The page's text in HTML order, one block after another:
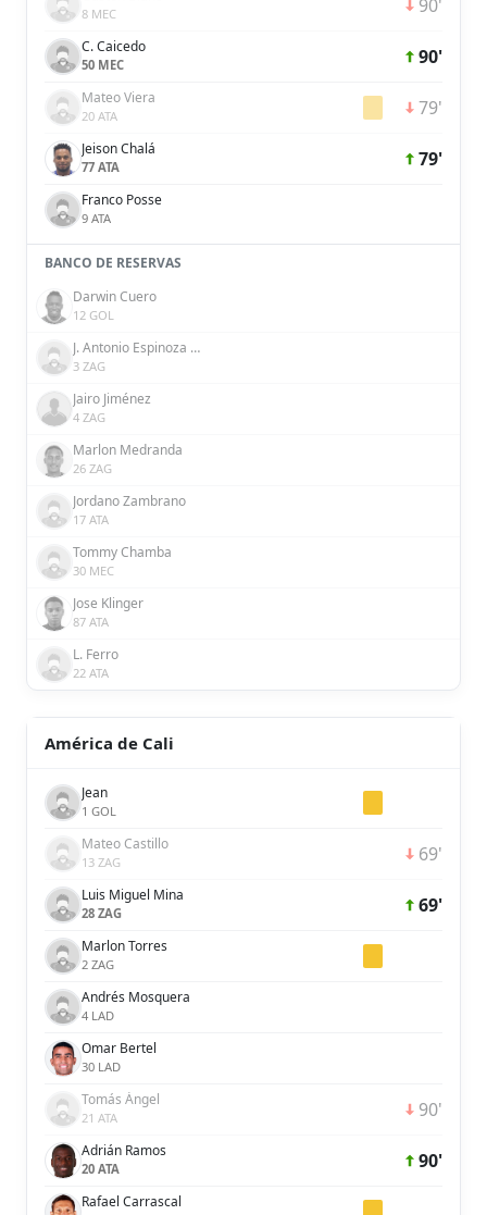
8 MEC 90'
C. Caicedo
50 MEC 90'
Mateo Viera
20 ATA 79'
Jeison Chalá
77 ATA 79'
Franco Posse
9 ATA
BANCO DE RESERVAS
Darwin Cuero
12 GOL
J. Antonio Espinoza Arizaga
3 ZAG
Jairo Jiménez
4 ZAG
Marlon Medranda
26 ZAG
Jordano Zambrano
17 ATA
Tommy Chamba
30 MEC
Jose Klinger
87 ATA
L. Ferro
22 ATA
América de Cali
Jean
1 GOL
Mateo Castillo
13 ZAG 69'
Luis Miguel Mina
28 ZAG 69'
Marlon Torres
2 ZAG
Andrés Mosquera
4 LAD
Omar Bertel
30 LAD
Tomás Ángel
21 ATA 90'
Adrián Ramos
20 ATA 90'
Rafael Carrascal